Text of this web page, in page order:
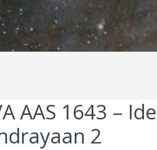
AAS 1643 –
2